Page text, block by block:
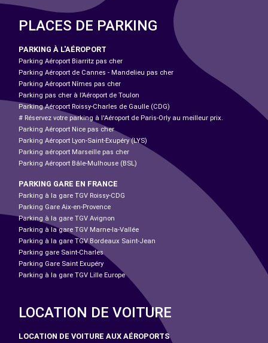
PLACES DE PARKING
PARKING À L'AÉROPORT
Parking Aéroport Biarritz pas cher
Parking Aéroport de Cannes - Mandelieu pas cher
Parking Aéroport Nîmes pas cher
Parking pas cher à l’Aéroport de Toulon
Parking Aéroport Roissy-Charles de Gaulle (CDG)
# Réservez votre parking à l'Aéroport de Paris-Orly au meilleur prix.
Parking Aéroport Nice pas cher
Parking Aéroport Lyon-Saint-Exupéry (LYS)
Parking aéroport Marseille pas cher
Parking Aéroport Bâle-Mulhouse (BSL)
PARKING GARE EN FRANCE
Parking à la gare TGV Roissy-CDG
Parking Gare Aix-en-Provence
Parking à la gare TGV Avignon
Parking à la gare TGV Marne-la-Vallée
Parking à la gare TGV Bordeaux Saint-Jean
Parking gare Saint-Charles
Parking Gare Saint Exupéry
Parking à la gare TGV Lille Europe
LOCATION DE VOITURE
LOCATION DE VOITURE AUX AÉROPORTS